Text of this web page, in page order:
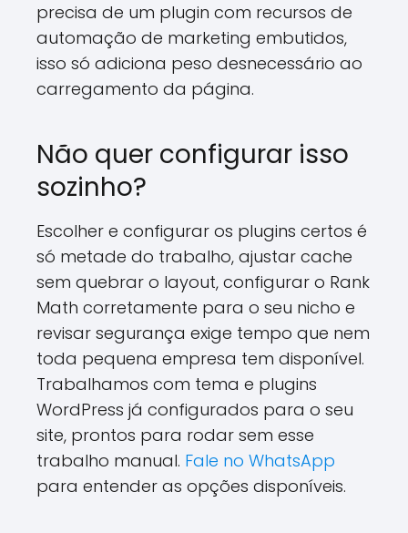
precisa de um plugin com recursos de
automação de marketing embutidos,
isso só adiciona peso desnecessário ao
carregamento da página.
Não quer configurar isso
sozinho?
Escolher e configurar os plugins certos é
só metade do trabalho, ajustar cache
sem quebrar o layout, configurar o Rank
Math corretamente para o seu nicho e
revisar segurança exige tempo que nem
toda pequena empresa tem disponível.
Trabalhamos com tema e plugins
WordPress já configurados para o seu
site, prontos para rodar sem esse
trabalho manual. Fale no WhatsApp
para entender as opções disponíveis.